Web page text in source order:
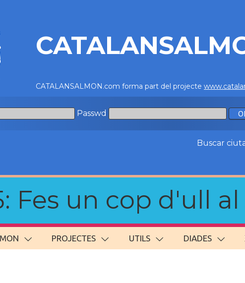
CATALANSALMON.com forma part del projecte
Passwd
Buscar
Fes un cop d'ull al
PROJECTES UTILS DIADES